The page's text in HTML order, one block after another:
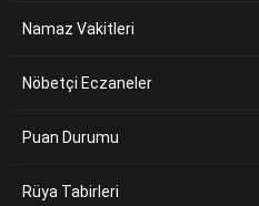
Namaz Vakitleri
Nöbetçi Eczaneler
Puan Durumu
Rüya Tabirleri